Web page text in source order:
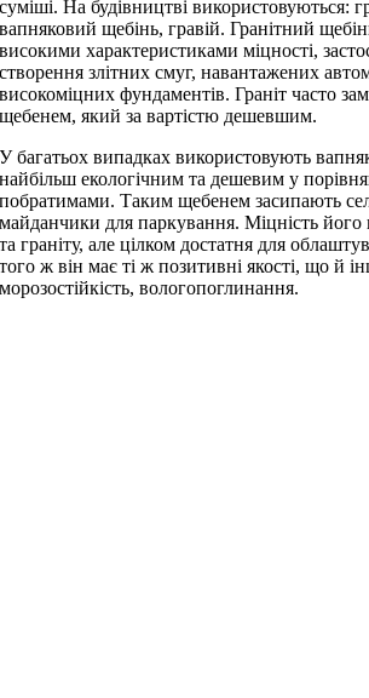
суміші. На будівництві використовуються:
вапняковий щебінь, гравій. Гранітний
високими характеристиками міцності,
створення злітних смуг, навантажених
високоміцних фундаментів. Граніт часто
щебенем, який за вартістю дешевшим.
У багатьох випадках використовують
найбільш екологічним та дешевим у
побратимами. Таким щебенем засипають
майданчики для паркування. Міцність
та граніту, але цілком достатня для
того ж він має ті ж позитивні якості, що й
морозостійкість, вологопоглинання.